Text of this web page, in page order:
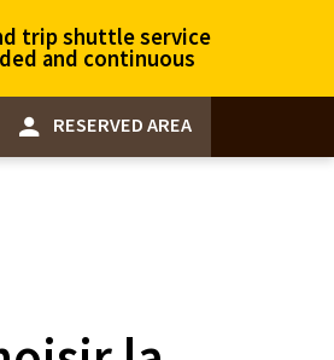
trip shuttle service
and continuous
RESERVED AREA